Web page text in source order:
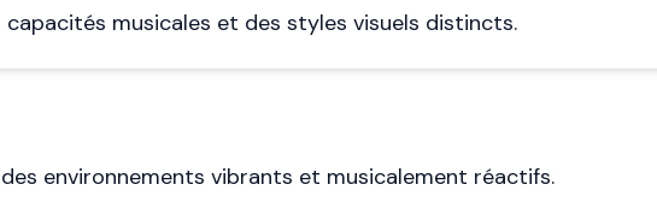
musicales et des styles visuels distincts.
environnements vibrants et musicalement réactifs.